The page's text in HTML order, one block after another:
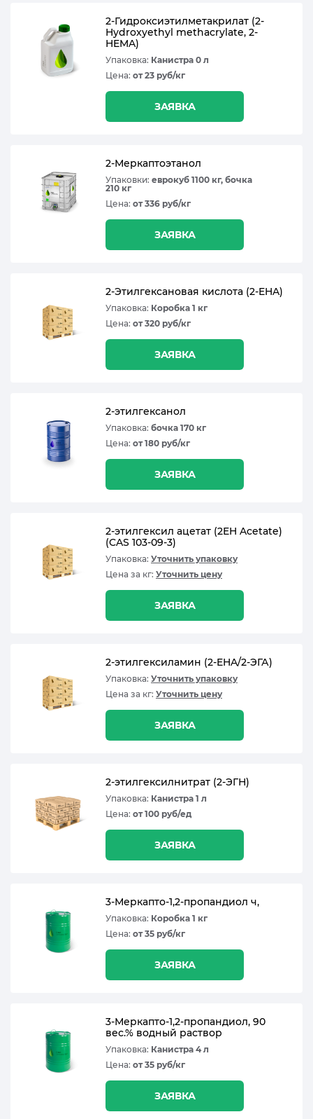
2-Гидроксиэтилметакрилат (2-
Hydroxyethyl methacrylate, 2-
HEMA)
Упаковка: Канистра 0 л
Цена: от 23 руб/кг
ЗАЯВКА
2-Меркаптоэтанол
Упаковки: еврокуб 1100 кг, бочка
210 кг
Цена: от 336 руб/кг
ЗАЯВКА
2-Этилгексановая кислота (2-EHA)
Упаковка: Коробка 1 кг
Цена: от 320 руб/кг
ЗАЯВКА
2-этилгексанол
Упаковка: бочка 170 кг
Цена: от 180 руб/кг
ЗАЯВКА
2-этилгексил ацетат (2EH Acetate)
(CAS 103-09-3)
Упаковка: Уточнить упаковку
Цена за кг: Уточнить цену
ЗАЯВКА
2-этилгексиламин (2-EHA/2-ЭГА)
Упаковка: Уточнить упаковку
Цена за кг: Уточнить цену
ЗАЯВКА
2-этилгексилнитрат (2-ЭГН)
Упаковка: Канистра 1 л
Цена: от 100 руб/ед
ЗАЯВКА
3-Меркапто-1,2-пропандиол ч,
Упаковка: Коробка 1 кг
Цена: от 35 руб/кг
ЗАЯВКА
3-Меркапто-1,2-пропандиол, 90
вес.% водный раствор
Упаковка: Канистра 4 л
Цена: от 35 руб/кг
ЗАЯВКА